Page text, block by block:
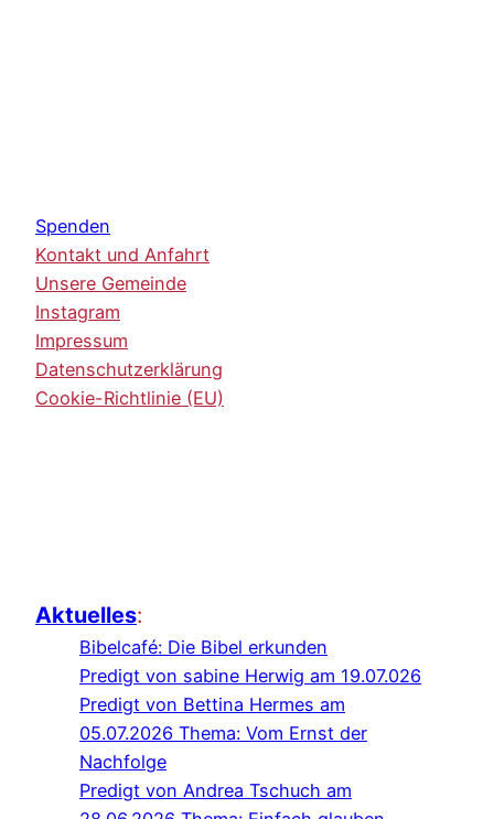
Spenden
Kontakt und Anfahrt
Unsere Gemeinde
Instagram
Impressum
Datenschutzerklärung
Cookie-Richtlinie (EU)
Aktuelles:
Bibelcafé: Die Bibel erkunden
Predigt von sabine Herwig am 19.07.026
Predigt von Bettina Hermes am
05.07.2026 Thema: Vom Ernst der
Nachfolge
Predigt von Andrea Tschuch am